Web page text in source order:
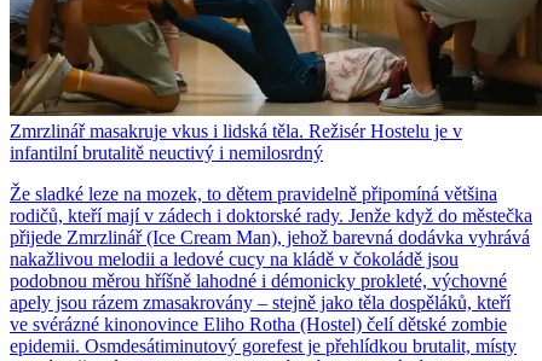
Zmrzlinář masakruje vkus i lidská těla. Režisér Hostelu je v
infantilní brutalitě neuctivý i nemilosrdný
Že sladké leze na mozek, to dětem pravidelně připomíná většina
rodičů, kteří mají v zádech i doktorské rady. Jenže když do městečka
přijede Zmrzlinář (Ice Cream Man), jehož barevná dodávka vyhrává
nakažlivou melodii a ledové cucy na kládě v čokoládě jsou
podobnou měrou hříšně lahodné i démonicky prokleté, výchovné
apely jsou rázem zmasakrovány – stejně jako těla dospěláků, kteří
ve svérázné kinonovince Eliho Rotha (Hostel) čelí dětské zombie
epidemii. Osmdesátiminutový gorefest je přehlídkou brutalit, místy